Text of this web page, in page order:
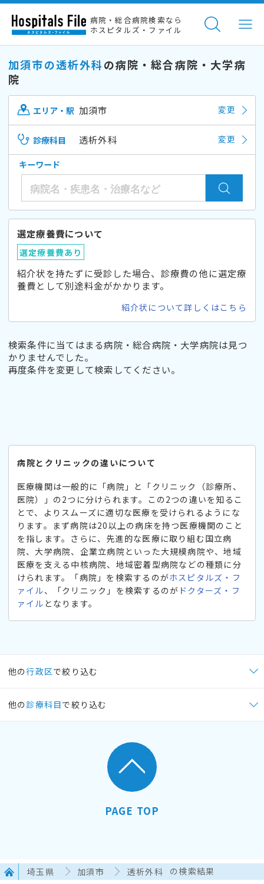
病院・総合病院検索なら
ホスピタルズ・ファイル
加須市の透析外科の病院・総合病院・大学病
院
エリア・駅 加須市 変更
診療科目 透析外科 変更
キーワード
選定療養費について
選定療養費あり
紹介状を持たずに受診した場合、診療費の他に選定療
養費として別途料金がかかります。
紹介状について詳しくはこちら
検索条件に当てはまる病院・総合病院・大学病院は見つ
かりませんでした。
再度条件を変更して検索してください。
病院とクリニックの違いについて
医療機関は一般的に「病院」と「クリニック（診療所、
医院）」の2つに分けられます。この2つの違いを知るこ
とで、よりスムーズに適切な医療を受けられるようにな
ります。まず病院は20以上の病床を持つ医療機関のこと
を指します。さらに、先進的な医療に取り組む国立病
院、大学病院、企業立病院といった大規模病院や、地域
医療を支える中核病院、地域密着型病院などの種類に分
けられます。「病院」を検索するのがホスピタルズ・フ
ァイル、「クリニック」を検索するのが ドクターズ・フ
ァイル となります。
他の行政区で絞り込む
他の 診療科目で絞り込む
PAGE TOP
埼玉県 加須市 透析外科 の検索結果